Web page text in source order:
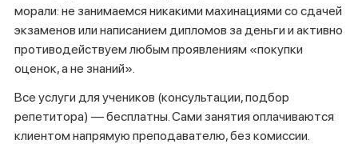
морали: не занимаемся никакими махинациями со сдачей
экзаменов или написанием дипломов за деньги и активно
противодействуем любым проявлениям «покупки
оценок, а не знаний».
Все услуги для учеников (консультации, подбор
репетитора) — бесплатны. Сами занятия оплачиваются
клиентом напрямую преподавателю, без комиссии.